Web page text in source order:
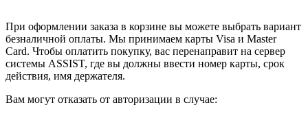
При оформлении заказа в корзине вы можете выбрать вариант
безналичной оплаты. Мы принимаем карты Visa и Master
Card. Чтобы оплатить покупку, вас перенаправит на сервер
системы ASSIST, где вы должны ввести номер карты, срок
действия, имя держателя.
Вам могут отказать от авторизации в случае: